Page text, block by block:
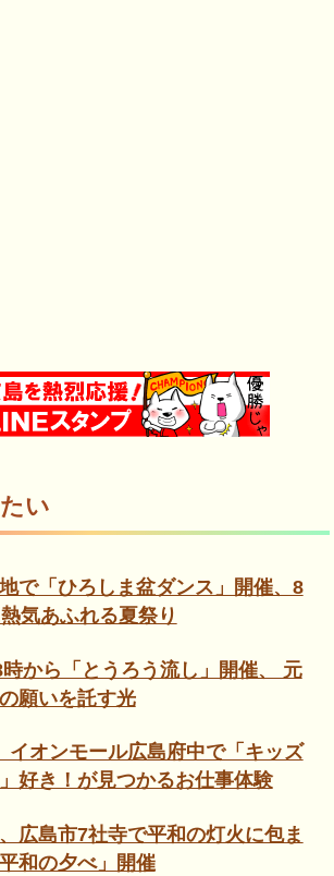
い
で「ひろしま盆ダンス」開催、8
気あふれる夏祭り
から「とうろう流し」開催、 元
願いを託す光
イオンモール広島府中で「キッズ
好き！が見つかるお仕事体験
広島市7社寺で平和の灯火に包ま
和の夕べ」開催